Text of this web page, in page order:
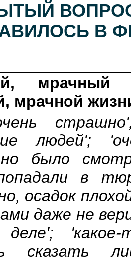
В
мрачный
мрачной
людей';
было
в
осадок
даже не
сказать